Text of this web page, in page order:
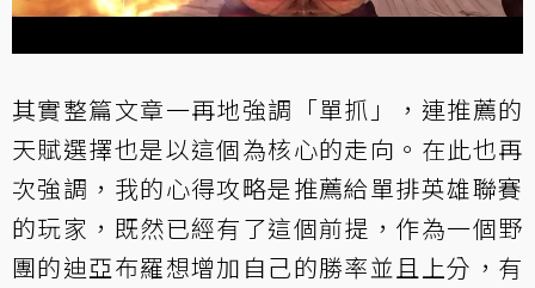
其實整篇文章一再地強調「單抓」，連推薦的
天賦選擇也是以這個為核心的走向。在此也再
次強調，我的心得攻略是推薦給單排英雄聯賽
的玩家，既然已經有了這個前提，作為一個野
團的迪亞布羅想增加自己的勝率並且上分，有